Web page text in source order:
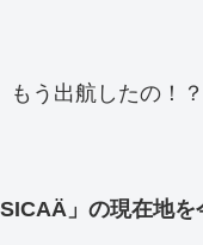
う出航したの！
」の現在地